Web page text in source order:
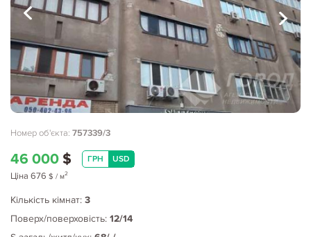
Номер об'єкта: 757339/3
46 000 $ ГРН USD
Ціна 676 $ / м2
Кількість кімнат: 3
Поверх/поверховість: 12/14